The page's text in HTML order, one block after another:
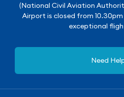
(National Civil Aviation
Airport is closed from
exceptional
Need